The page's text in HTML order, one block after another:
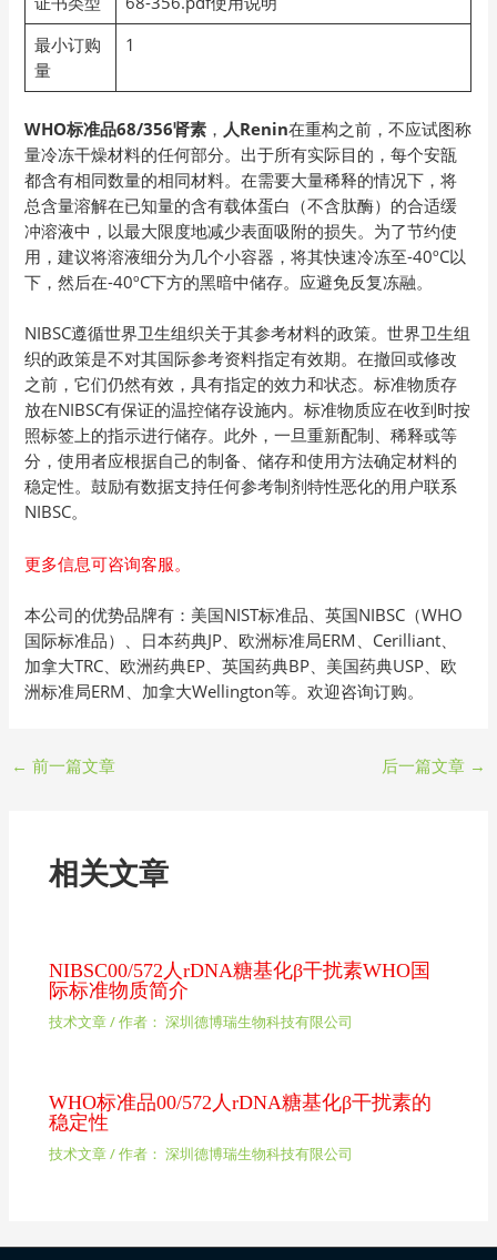
最小订购
量
1
WHO标准品68/356肾素 ， 人Renin在重构之前，不应试图称
量冷冻干燥材料的任何部分。出于所有实际目的，每个安瓿
都含有相同数量的相同材料。在需要大量稀释的情况下，将
总含量溶解在已知量的含有载体蛋白（不含肽酶）的合适缓
冲溶液中，以最大限度地减少表面吸附的损失。为了节约使
用，建议将溶液细分为几个小容器，将其快速冷冻至-40ºC以
下，然后在-40ºC下方的黑暗中储存。应避免反复冻融。
NIBSC遵循世界卫生组织关于其参考材料的政策。世界卫生组
织的政策是不对其国际参考资料指定有效期。在撤回或修改
之前，它们仍然有效，具有指定的效力和状态。标准物质存
放在NIBSC有保证的温控储存设施内。标准物质应在收到时按
照标签上的指示进行储存。此外，一旦重新配制、稀释或等
分，使用者应根据自己的制备、储存和使用方法确定材料的
稳定性。鼓励有数据支持任何参考制剂特性恶化的用户联系
NIBSC。
更多信息可咨询客服。
本公司的优势品牌有：美国NIST标准品、英国NIBSC（WHO
国际标准品）、日本药典JP、欧洲标准局ERM、Cerilliant、
加拿大TRC、欧洲药典EP、英国药典BP、美国药典USP、欧
洲标准局ERM、加拿大Wellington等。欢迎咨询订购。
← 前一篇文章 后一篇文章 →
相关文章
NIBSC00/572人rDNA糖基化β干扰素WHO国
际标准物质简介
技术文章/ 作者： 深圳德博瑞生物科技有限公司
WHO标准品00/572人rDNA糖基化β干扰素的
稳定性
技术文章/ 作者： 深圳德博瑞生物科技有限公司